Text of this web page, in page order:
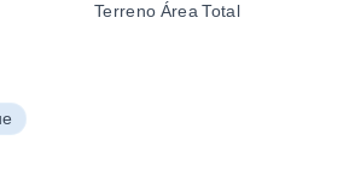
Terreno Área Total